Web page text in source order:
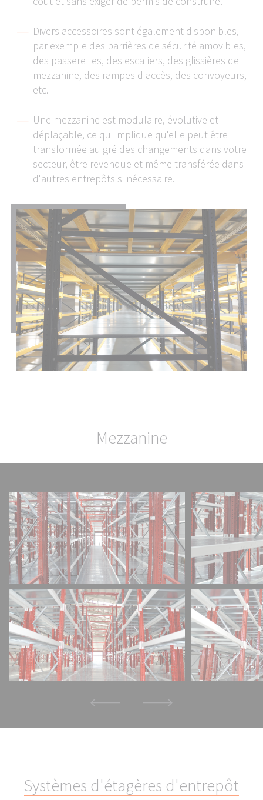
Divers accessoires sont également disponibles,
par exemple des barrières de sécurité amovibles,
des passerelles, des escaliers, des glissières de
mezzanine, des rampes d'accès, des convoyeurs,
etc.
Une mezzanine est modulaire, évolutive et
déplaçable, ce qui implique qu'elle peut être
transformée au gré des changements dans votre
secteur, être revendue et même transférée dans
d'autres entrepôts si nécessaire.
Mezzanine
Fermer la
Systèmes d'étagères d'entrepôt